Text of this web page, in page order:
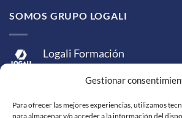
Gestionar
Para ofrecer las mejores experiencias, utilizamos
para almacenar y/o acceder a la información del
SOMOS GRUPO LOGALI
Logali Formación
Logali Consultoría
Logali Ingeniería